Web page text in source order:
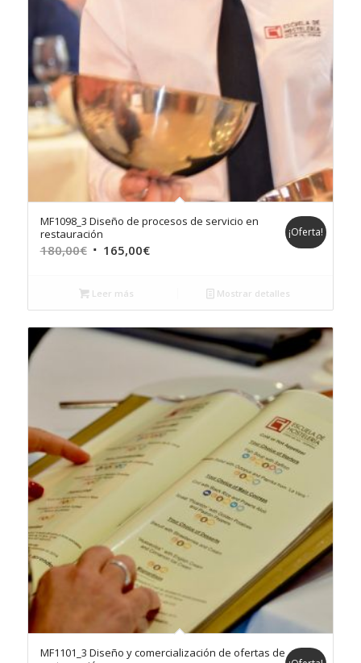
MF1098_3 Diseño de procesos de servicio en
restauración
180,00€ El
original
era:
180,00€.
165,00€El
es:
165,00€.
¡Oferta!
Leer más Mostrar detalles
MF1101_3 Diseño y comercialización de ofertas de